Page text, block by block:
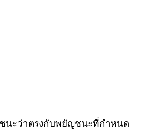
นะว่าตรงกับพยัญชนะที่กำหนด